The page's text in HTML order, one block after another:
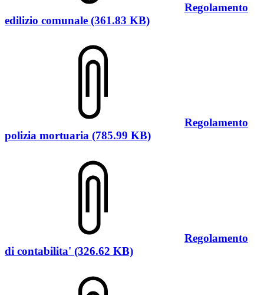
Regolamento
edilizio comunale (361.83 KB)
Regolamento
polizia mortuaria (785.99 KB)
Regolamento
di contabilita' (326.62 KB)